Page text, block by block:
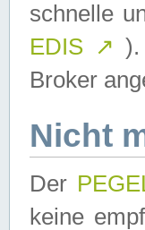
schnelle
EDIS ↗ ).
Broker
Nicht
Der
keine